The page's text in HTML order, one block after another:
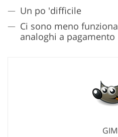
Un po 'difficile
Ci sono meno
analoghi a pagamento